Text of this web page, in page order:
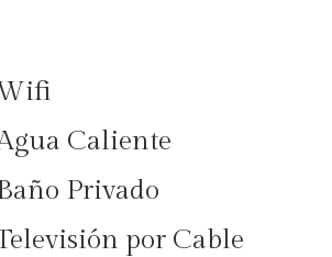
Caliente
Privado
por Cable